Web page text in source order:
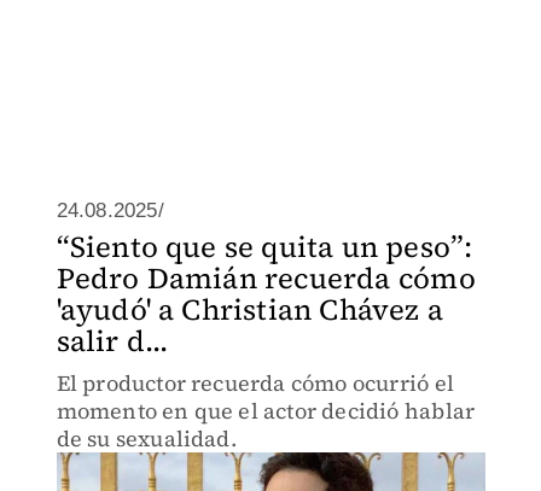
24.08.2025/
“Siento que se quita un peso”:
Pedro Damián recuerda cómo
'ayudó' a Christian Chávez a
salir d...
El productor recuerda cómo ocurrió el
momento en que el actor decidió hablar
de su sexualidad.